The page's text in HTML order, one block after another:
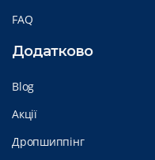
FAQ
Додатково
Blog
Акції
Дропшиппінг